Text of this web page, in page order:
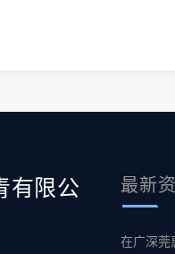
有限公
最新
在广深莞